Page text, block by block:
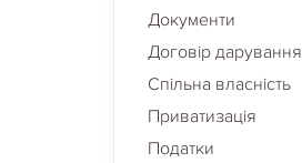
Документи
Договір дарування
Спільна власність
Приватизація
Податки